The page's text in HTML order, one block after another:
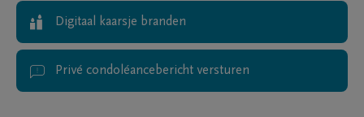
Digitaal kaarsje branden
Privé condoléancebericht versturen